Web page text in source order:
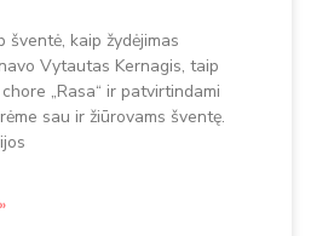
šventė, kaip žydėjimas
Vytautas Kernagis, taip
„Rasa“ ir patvirtindami
sau ir žiūrovams šventę.